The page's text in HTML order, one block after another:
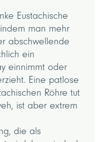
Eustachische
man mehr
abschwellende
ein
einnimmt oder
Eine patlose
Röhre tut
ist aber extrem
die als